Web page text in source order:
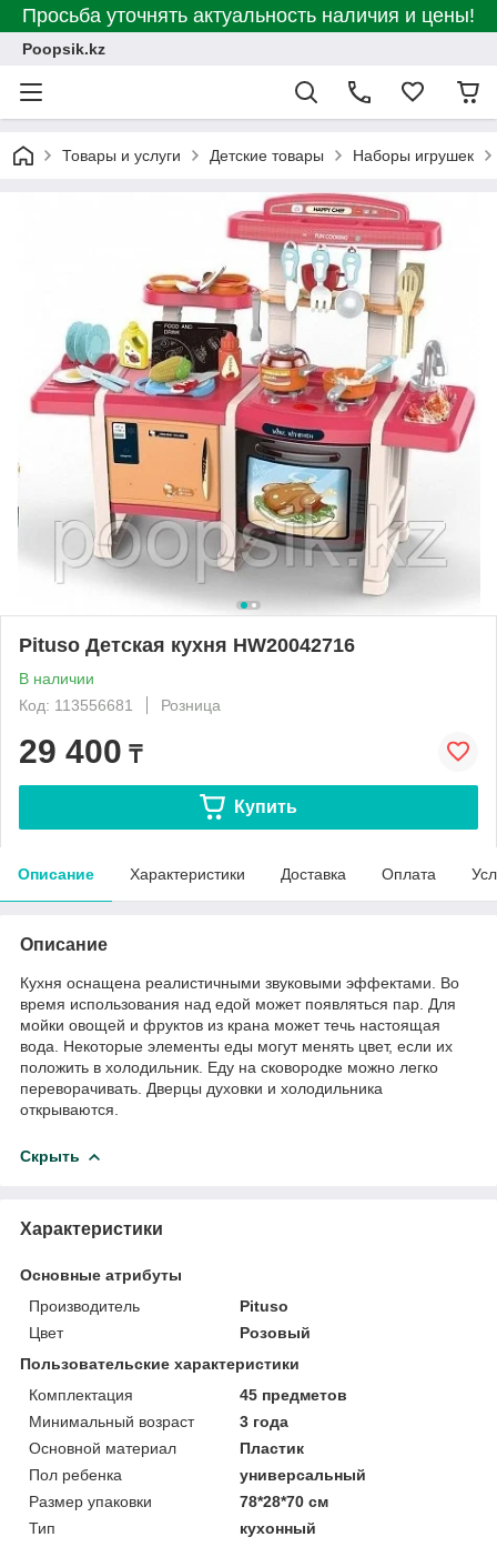
Просьба уточнять актуальность наличия и цены!
Poopsik.kz
Товары и услуги Детские товары Наборы игрушек
Pituso Детская кухня HW20042716
В наличии
Код: 113556681
Розница
29 400 ₸
Купить
Описание Характеристики Доставка Оплата
Описание
Кухня оснащена реалистичными звуковыми эффектами. Во
время использования над едой может появляться пар. Для
мойки овощей и фруктов из крана может течь настоящая
вода. Некоторые элементы еды могут менять цвет, если их
положить в холодильник. Еду на сковородке можно легко
переворачивать. Дверцы духовки и холодильника
открываются.
Скрыть
Характеристики
Основные атрибуты
Производитель
Pituso
Цвет
Розовый
Пользовательские характеристики
Комплектация
45 предметов
Минимальный возраст
3 года
Основной материал
Пластик
Пол ребенка
универсальный
Размер упаковки
78*28*70 см
Тип
кухонный